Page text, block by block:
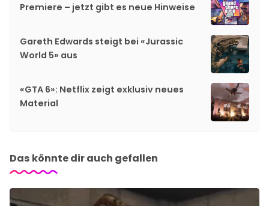
Premiere – jetzt gibt es neue Hinweise
Gareth Edwards steigt bei «Jurassic
World 5» aus
«GTA 6»: Netflix zeigt exklusiv neues
Material
Das könnte dir auch gefallen